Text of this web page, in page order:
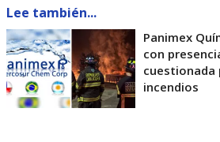
Lee también...
Panimex
con
cuestionada
incendios